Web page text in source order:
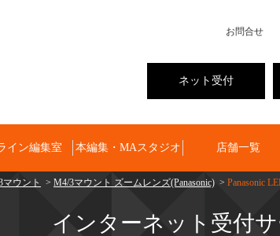
お問合せ
ネット受付
イン編集室 本編集・MAスタジオ 店舗一覧
ウント > M4/3マウント ズームレンズ(Panasonic) > Panasonic
インターネット受付